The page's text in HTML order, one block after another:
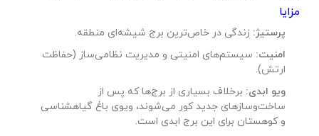
مزایا
پرستیژ:زندگی در خاص‌ترین برج شیشه‌ای منطقه.
امنیت:سیستم‌های امنیتی و مدیریت نظامی‌ساز (حفاظت
ارتش).
ویو ابدی:برخلاف بسیاری از برج‌ها که پس از
ساخت‌وسازهای جدید کور می‌شوند، ویوی باغ گیاهشناسی
و کوهستان برای این برج ابدی است.